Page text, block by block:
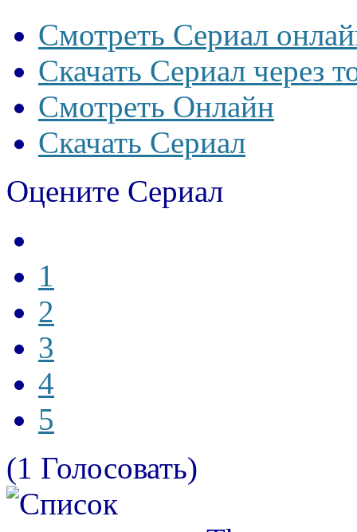
Смотреть Сериал
Скачать Сериал через
Смотреть Онлайн
Скачать Сериал
Оцените Сериал
1
2
3
4
5
(1 Голосовать)